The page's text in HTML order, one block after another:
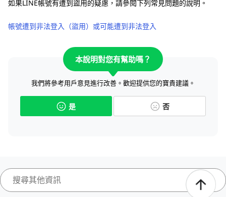
如果LINE帳號有遭到盜用的疑慮，請參閱下列常見問題的說明。
帳號遭到非法登入（盜用）或可能遭到非法登入
本說明對您有幫助嗎？
我們將參考用戶意見進行改善。歡迎提供您的寶貴建議。
是 否